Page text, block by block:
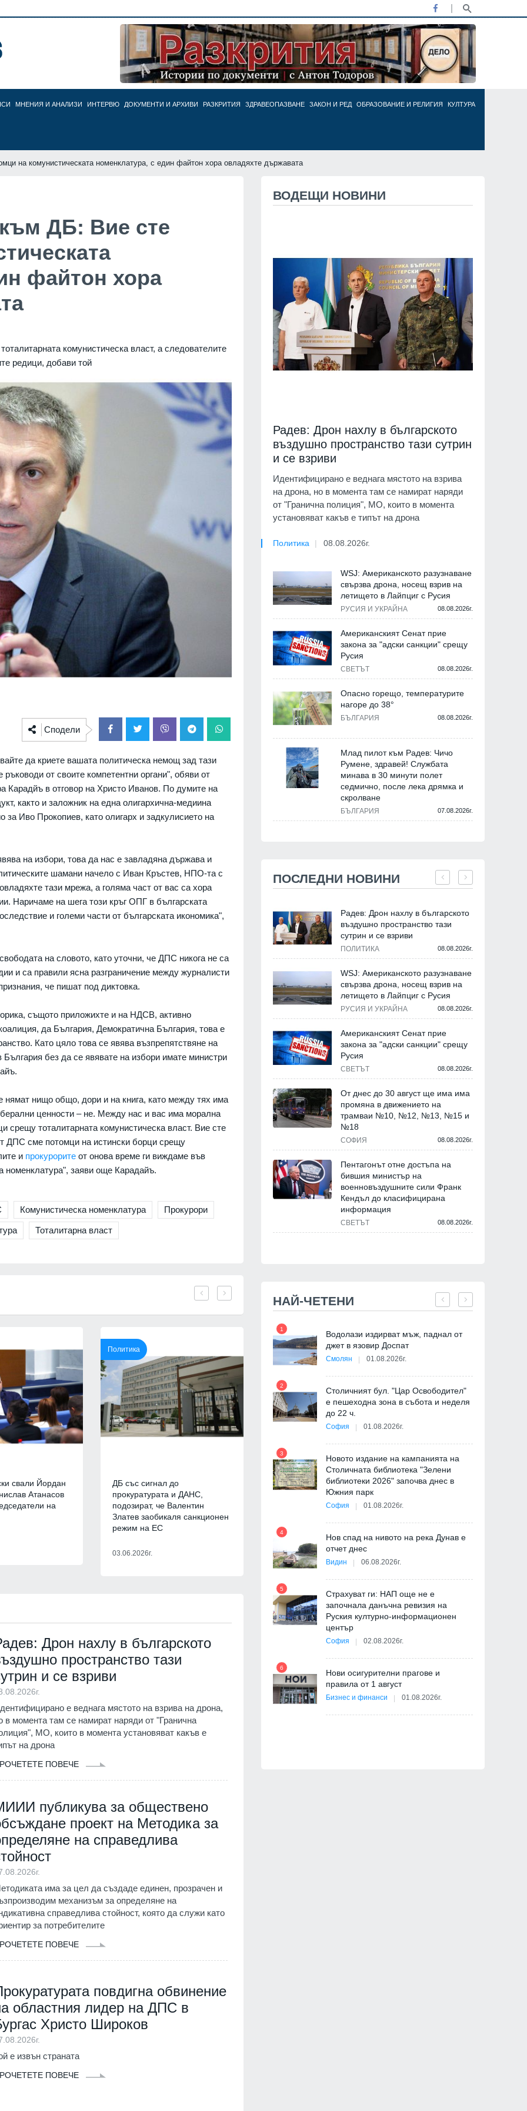
МНЕНИЯ И АНАЛИЗИ ИНТЕРВЮ ДОКУМЕНТИ И АРХИВИ РАЗКРИТИЯ ЗДРАВЕОПАЗВАНЕ ЗАКОН И РЕД ОБРАЗОВАНИЕ И РЕЛИГИЯ КУЛТУРА
на комунистическата номенклатура, с един файтон хора овладяхте държавата
ДБ: Вие сте
файтон хора
комунистическа власт, а следователите
редици, добави той
Сподели
да криете вашата политическа немощ зад тази
от своите компетентни органи", обяви от
в отговор на Христо Иванов. По думите на
както и заложник на една олигархична-медиина
Иво Прокопиев, като олигарх и задкулисието на
на избори, това да нас е завладяна държава и
шамани начело с Иван Кръстев, НПО-та с
тази мрежа, а голяма част от вас са хора
Наричаме на шега този кръг ОПГ в българската
и големи части от българската икономика",
на словото, като уточни, че ДПС никога не са
и са правили ясна разграничение между журналисти
че пишат под диктовка.
същото приложихте и на НДСВ, активно
да България, Демократична България, това е
Като цяло това се явява възпрепятствяне на
без да се явявате на избори имате министри
нищо общо, дори и на книга, като между тях има
ценности – не. Между нас и вас има морална
тоталитарната комунистическа власт. Вие сте
ДПС сме потомци на истински борци срещу
и прокурорите от онова време ги виждаме във
номенклатура", заяви още Карадайъ.
Комунистическа номенклатура Прокурори
Тоталитарна власт
свали Йордан
Атанасов
на
Политика
ДБ със сигнал до
прокуратурата и ДАНС,
подозират, че Валентин
Златев заобикаля санкционен
режим на ЕС
03.06.2026г.
Политика
Радев се надува, не отиде на
консултациите при Йотова
ЦИК при 96,41%
Дрон нахлу в българското
пространство тази
и се взриви
е веднага мястото на взрива на дрона,
в момента там се намират наряди от "Гранична
МО, които в момента установяват какъв е
на дрона
ПОВЕЧЕ
публикува за обществено
проект на Методика за
на справедлива
има за цел да създаде единен, прозрачен и
механизъм за определяне на
справедлива стойност, която да служи като
за потребителите
ПОВЕЧЕ
повдигна обвинение
областния лидер на ДПС в
Христо Широков
е извън страната
ПОВЕЧЕ
ВОДЕЩИ НОВИНИ
Радев: Дрон нахлу в българското
въздушно пространство тази сутрин
и се взриви
Идентифицирано е веднага мястото на взрива
на дрона, но в момента там се намират наряди
от "Гранична полиция", МО, които в момента
установяват какъв е типът на дрона
Политика 08.08.2026г.
WSJ: Американското разузнаване
свързва дрона, носещ взрив на
летището в Лайпциг с Русия
РУСИЯ И УКРАЙНА 08.08.2026г.
Американският Сенат прие
закона за "адски санкции" срещу
Русия
СВЕТЪТ 08.08.2026г.
Опасно горещо, температурите
нагоре до 38°
БЪЛГАРИЯ 08.08.2026г.
Млад пилот към Радев: Чичо
Румене, здравей! Службата
минава в 30 минути полет
седмично, после лека дрямка и
скролване
БЪЛГАРИЯ 07.08.2026г.
ПОСЛЕДНИ НОВИНИ
могила
се
07.08.2026г.
-
07.08.2026г.
Рейтингът на Володимир
РУСИЯ И УКРАЙНА 07.08.2026г.
Жълт и оранжев код за високи
БЪЛГАРИЯ
Доналд Тръмп: Ракетите Patriot
са ни необходими и на нас
Украинският президент обяви
началото на специални операции
срещу руската военна
промишленост
Призоваха Запада за акция на
севернокорейски ракетни
установки
Радев: Дрон нахлу в българското
въздушно пространство тази
сутрин и се взриви
ПОЛИТИКА 08.08.2026г.
WSJ: Американското разузнаване
свързва дрона, носещ взрив на
летището в Лайпциг с Русия
РУСИЯ И УКРАЙНА 08.08.2026г.
Американският Сенат прие
закона за "адски санкции" срещу
Русия
СВЕТЪТ 08.08.2026г.
От днес до 30 август ще има има
промяна в движението на
трамваи №10, №12, №13, №15 и
№18
СОФИЯ 08.08.2026г.
Пентагонът отне достъпа на
бившия министър на
военновъздушните сили Франк
Кендъл до класифицирана
информация
СВЕТЪТ 08.08.2026г.
НАЙ-ЧЕТЕНИ
днес
дава бърз
по
Русокастро
за
електронното
ще се проведе
проведе във вторник работно
посещение в АЕЦ "Козлодуй"
Враца 03.08.2026г.
14
Описаха състоянието на
корабоплавателния път в българския
участък на р. Дунав
Русе 03.08.2026г.
няма да се движат тежки камиони от
15.30 до 22 часа
Благоевград 02.08.2026г.
3D компютърно зрение се
потребителите заради нови цени
18
политици се запознаят с фактите,
преди да коментират
София-област 06.08.2026г.
1
Водолази издирват мъж, паднал от
джет в язовир Доспат
Смолян 01.08.2026г.
2
Столичният бул. "Цар Освободител"
е пешеходна зона в събота и неделя
до 22 ч.
София 01.08.2026г.
3
Новото издание на кампанията на
Столичната библиотека "Зелени
библиотеки 2026" започва днес в
Южния парк
София 01.08.2026г.
4
Нов спад на нивото на река Дунав е
отчет днес
Видин 06.08.2026г.
5
Страхуват ги: НАП още не е
започнала данъчна ревизия на
Руския културно-информационен
център
София 02.08.2026г.
6
Нови осигурителни прагове и
правила от 1 август
Бизнес и финанси 01.08.2026г.